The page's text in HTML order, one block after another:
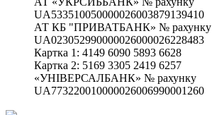
UA533510050000026003879139410
АТ КБ "ПРИВАТБАНК» № рахунку
UA023052990000026000026228483
Картка 1: 4149 6090 5893 6628
Картка 2: 5169 3305 2419 6257
«УНІВЕРСАЛБАНК» № рахунку
UA773220010000026006990001260